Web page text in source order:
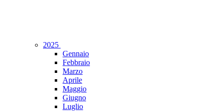
2025
Gennaio
Febbraio
Marzo
Aprile
Maggio
Giugno
Luglio